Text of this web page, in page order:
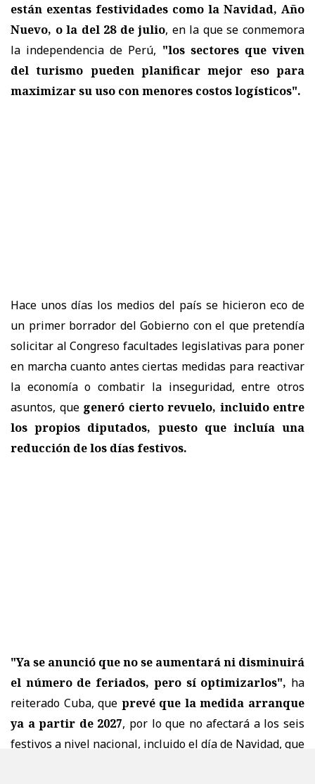
están exentas festividades como la Navidad, Año
Nuevo, o la del 28 de julio, en la que se conmemora
la independencia de Perú, "los sectores que viven
del turismo pueden planificar mejor eso para
maximizar su uso con menores costos logísticos".
Hace unos días los medios del país se hicieron eco de
un primer borrador del Gobierno con el que pretendía
solicitar al Congreso facultades legislativas para poner
en marcha cuanto antes ciertas medidas para reactivar
la economía o combatir la inseguridad, entre otros
asuntos, que generó cierto revuelo, incluido entre
los propios diputados, puesto que incluía una
reducción de los días festivos.
"Ya se anunció que no se aumentará ni disminuirá
el número de feriados, pero sí optimizarlos", ha
reiterado Cuba, que prevé que la medida arranque
ya a partir de 2027, por lo que no afectará a los seis
festivos a nivel nacional, incluido el día de Navidad, que